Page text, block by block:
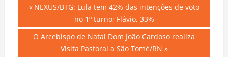
Navegação
de
Previous
NEXUS/BTG: Lula tem 42% das intenções de voto
no 1º turno; Flávio, 33%
Next
O Arcebispo de Natal Dom João Cardoso realiza
Visita Pastoral a São Tomé/RN